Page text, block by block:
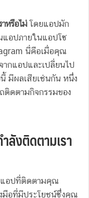
าหรือไม่โดยแอปมัก
แอปภายในแอปโซ
นี่คือเมื่อคุณ
ากแอปและเปลี่ยนไป
มีผลเสียเช่นกัน หนึ่ง
ติดตามกิจกรรมของ
ลังติดตามเรา
แอปที่ติดตามคุณ
มือที่มีประโยชน์ซึ่งคุณ